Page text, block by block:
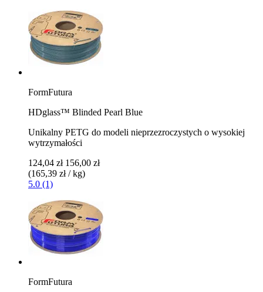
FormFutura
HDglass™ Blinded Pearl Blue
Unikalny PETG do modeli nieprzezroczystych o wysokiej
wytrzymałości
124,04 zł 156,00 zł
(165,39 zł / kg)
5.0 (1)
FormFutura